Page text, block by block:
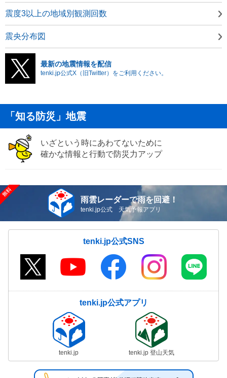
震度3以上の地域別観測回数
震央分布図
最新の地震情報を配信
tenki.jp公式X（旧Twitter）をご利用ください。
「知る防災」地震
いざという時にあわてないために
確かな情報と行動で防災力アップ
雨雲レーダーで雨を回避！
tenki.jp公式 天気予報アプリ
tenki.jp公式SNS
tenki.jp公式アプリ
tenki.jp tenki.jp 登山天気